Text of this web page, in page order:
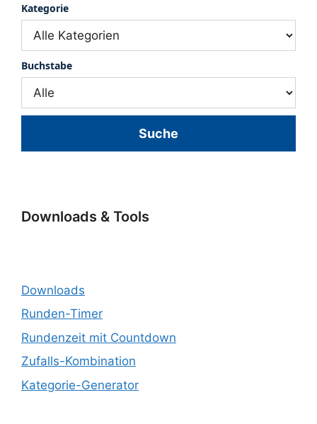
Kategorie
Buchstabe
Suche
Downloads & Tools
Downloads
Runden-Timer
Rundenzeit mit Countdown
Zufalls-Kombination
Kategorie-Generator